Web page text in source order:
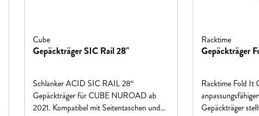
Cube
Gepäckträger SIC Rail 28"
Schlanker ACID SIC RAIL 28“
Gepäckträger für CUBE NUROAD ab
2021. Kompatibel mit Seitentaschen und
Racktime
Gepäckträger
Racktime Fold It
Gepäckträger